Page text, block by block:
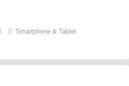
Smartphone & Tablet